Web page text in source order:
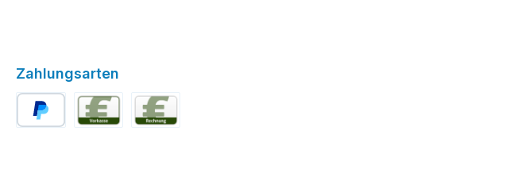
Zahlungsarten